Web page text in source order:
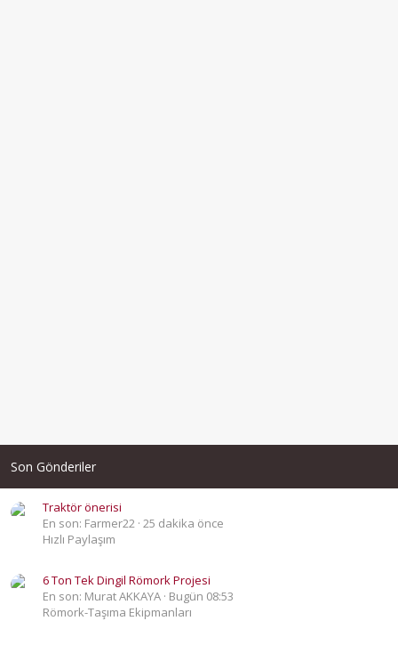
Son Gönderiler
Traktör önerisi
En son: Farmer22 25 dakika önce
Hızlı Paylaşım
6 Ton Tek Dingil Römork Projesi
En son: Murat AKKAYA Bugün 08:53
Römork-Taşıma Ekipmanları